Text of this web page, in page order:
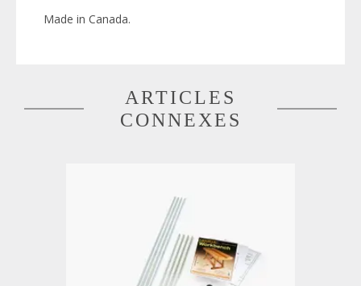
Made in Canada.
ARTICLES
CONNEXES